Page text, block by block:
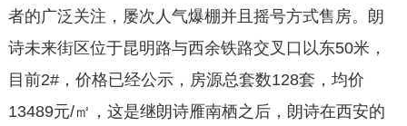
者的广泛关注，屡次人气爆棚并且摇号方式售房。朗
诗未来街区位于昆明路与西余铁路交叉口以东50米，
目前2#，价格已经公示，房源总套数128套，均价
13489元/㎡，这是继朗诗雁南栖之后，朗诗在西安的